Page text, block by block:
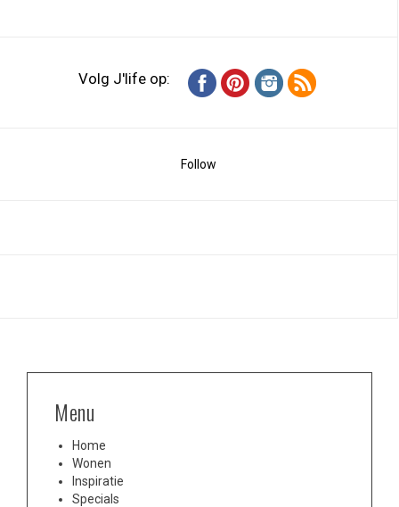
Volg J'life op:
Follow
Menu
Home
Wonen
Inspiratie
Specials